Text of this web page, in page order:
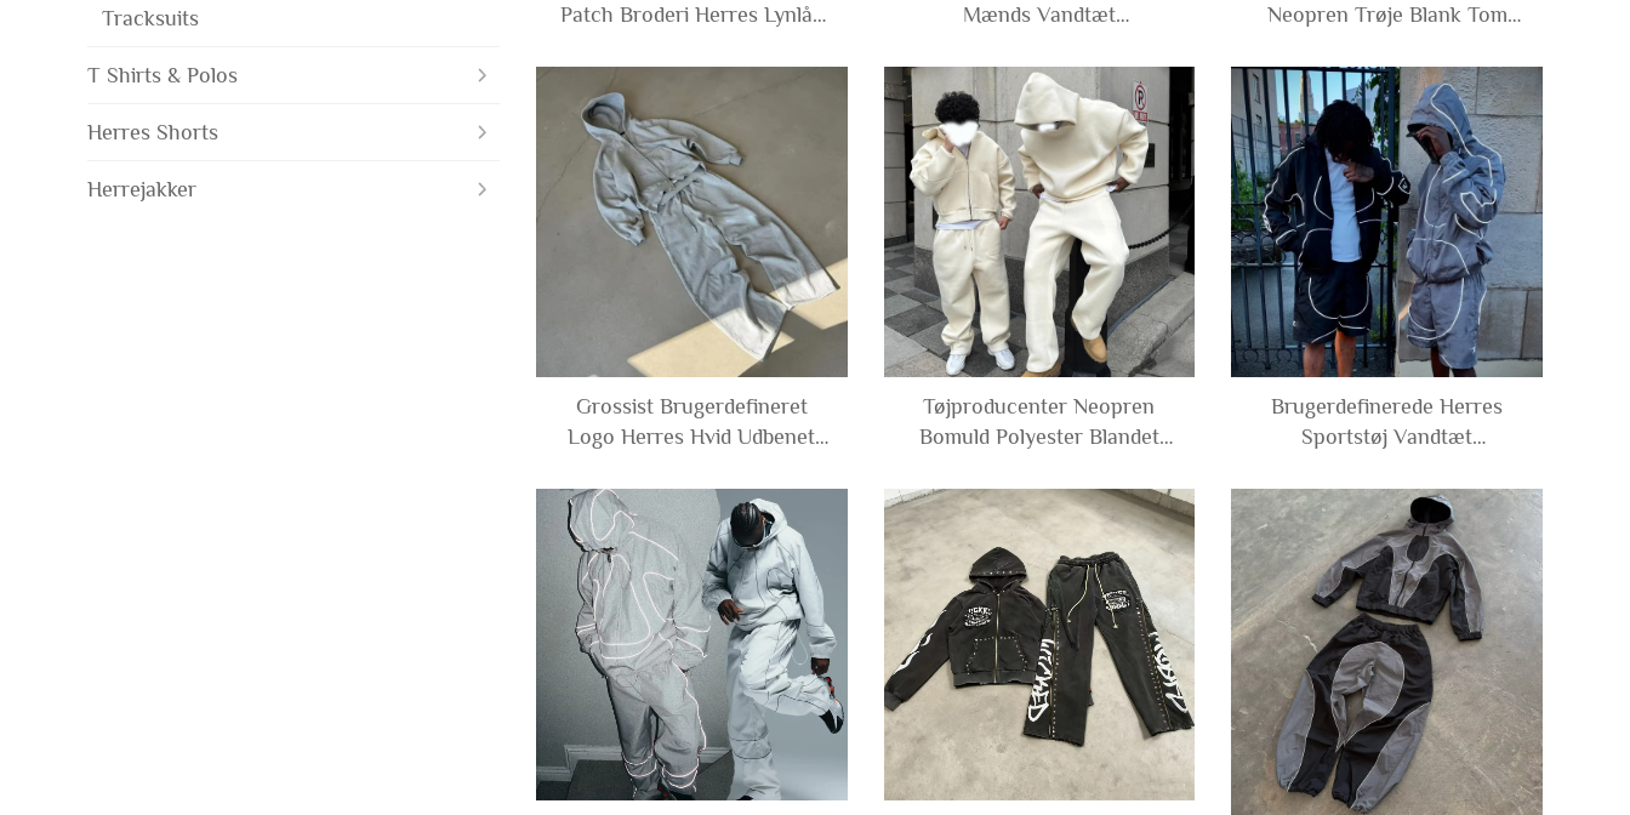
Tracksuits
T Shirts & Polos
Herres Shorts
Herrejakker
Patch Broderi Herres Lynlås
Hoodie og Sweatpants Sæt
Mænds Vandtæt
Nylon Polyester Lynlås
Trackjakke og Bukser Set
Tracksuit
Neopren Trøje Blank Tom
Overdimensioneret Hoodie og
Bukse Set Sweatsuits Mænd
Grossist Brugerdefineret
Logo Herres Hvid Udbenet
Boxy Fit Med Lynlås Hoodie
og Flared Sweatpants Sæt
Sweat Suits Mænd
Tøjproducenter Neopren
Bomuld Polyester Blandet
Sweatpants Sæt Sweat Suit
Treningskit til Mænd
Brugerdefinerede Herres
Sportstøj Vandtæt
Polyester Nylon Vindjakke
Treningsjakke og Shorts Sæt
Treningskit